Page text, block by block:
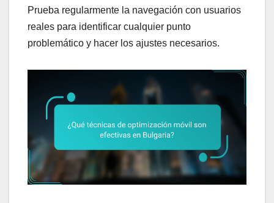
Prueba regularmente la navegación con usuarios
reales para identificar cualquier punto
problemático y hacer los ajustes necesarios.